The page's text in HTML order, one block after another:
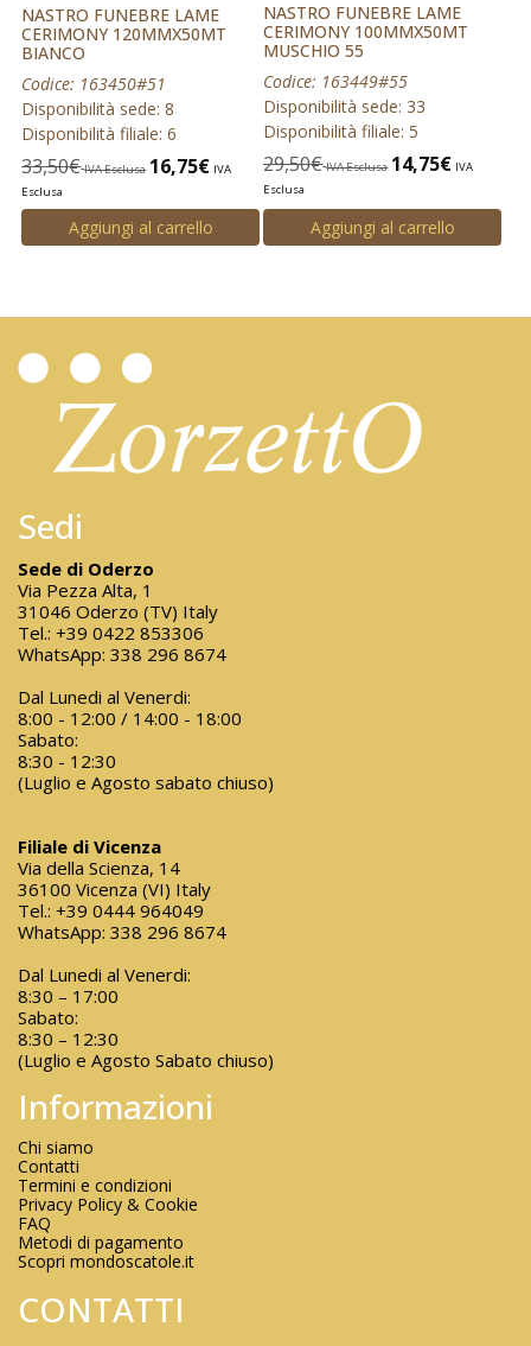
NASTRO FUNEBRE LAME
CERIMONY 120MMX50MT
BIANCO
Codice: 163450#51
Disponibilità sede: 8
Disponibilità filiale: 6
33,50€ IVA Esclusa 16,75€ IVA
Esclusa
Aggiungi al carrello
NASTRO FUNEBRE LAME
CERIMONY 100MMX50MT
MUSCHIO 55
Codice: 163449#55
Disponibilità sede: 33
Disponibilità filiale: 5
29,50€ IVA Esclusa 14,75€ IVA
Esclusa
Aggiungi al carrello
Sedi
Sede di Oderzo
Via Pezza Alta, 1
31046 Oderzo (TV) Italy
Tel.: +39 0422 853306
WhatsApp: 338 296 8674
Dal Lunedi al Venerdi:
8:00 - 12:00 / 14:00 - 18:00
Sabato:
8:30 - 12:30
(Luglio e Agosto sabato chiuso)
Filiale di Vicenza
Via della Scienza, 14
36100 Vicenza (VI) Italy
Tel.: +39 0444 964049
WhatsApp: 338 296 8674
Dal Lunedi al Venerdi:
8:30 – 17:00
Sabato:
8:30 – 12:30
(Luglio e Agosto Sabato chiuso)
Informazioni
Chi siamo
Contatti
Termini e condizioni
Privacy Policy & Cookie
FAQ
Metodi di pagamento
Scopri mondoscatole.it
CONTATTI